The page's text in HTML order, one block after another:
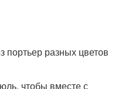
портьер разных цветов
чтобы вместе с